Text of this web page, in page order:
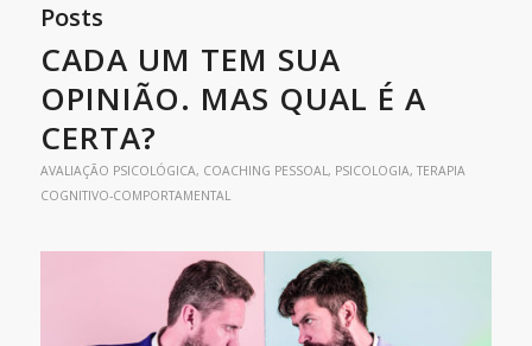
Posts
CADA UM TEM SUA
OPINIÃO. MAS QUAL É A
CERTA?
AVALIAÇÃO PSICOLÓGICA, COACHING PESSOAL, PSICOLOGIA, TERAPIA
COGNITIVO-COMPORTAMENTAL